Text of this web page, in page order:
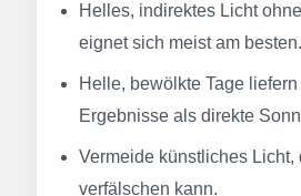
Helles, indirektes Licht
eignet sich meist am besten.
Helle, bewölkte Tage
Ergebnisse als direkte
Vermeide künstliches Licht,
verfälschen kann.